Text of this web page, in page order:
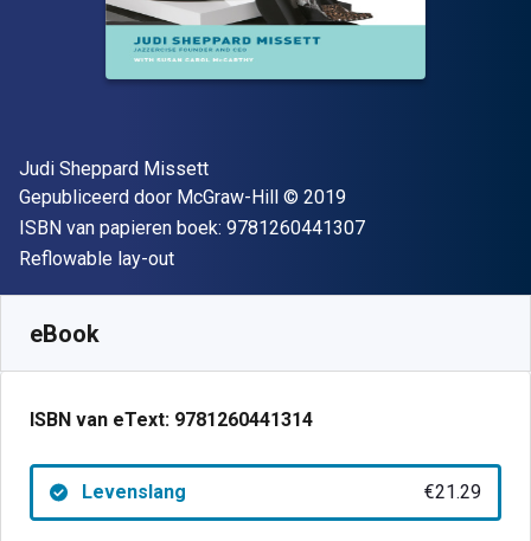
Auteur(s)
Judi Sheppard Missett
Uitgever
Gepubliceerd door McGraw-Hill Copyright
© 2019
ISBN van papieren boek: 9781260441307"ISBN-13
Indeling
Reflowable lay-out
eBook
ISBN van eText: 9781260441314
Levenslang €21.29